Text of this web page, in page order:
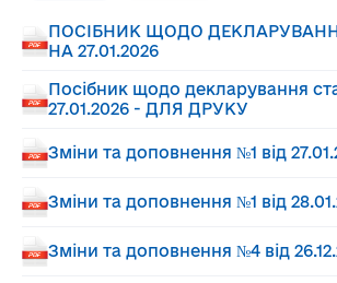
ПОСІБНИК ЩОДО
НА 27.01.2026
Посібник щодо декларування
27.01.2026 - ДЛЯ ДРУКУ
Зміни та доповнення №1 від
Зміни та доповнення №1 від
Зміни та доповнення №4 від